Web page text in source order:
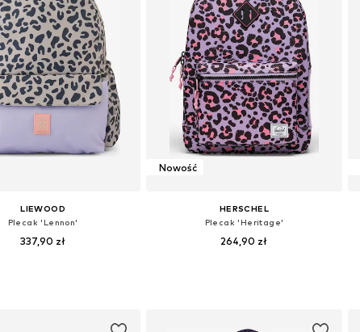
LIEWOOD
Plecak 'Lennon'
337,90 zł
Nowość
HERSCHEL
Plecak 'Heritage'
264,90 zł